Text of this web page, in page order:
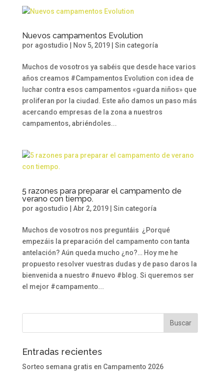
Nuevos campamentos Evolution
por agostudio Nov 5, 2019| Sin categoría
Muchos de vosotros ya sabéis que desde hace varios
años creamos #Campamentos Evolution con idea de
luchar contra esos campamentos «guarda niños» que
proliferan por la ciudad. Este año damos un paso más
acercando empresas de la zona a nuestros
campamentos, abriéndoles...
5 razones para preparar el campamento de
verano con tiempo.
por agostudio Abr 2, 2019| Sin categoría
Muchos de vosotros nos preguntáis ¿Porqué
empezáis la preparación del campamento con tanta
antelación? Aún queda mucho ¿no?… Hoy me he
propuesto resolver vuestras dudas y de paso daros la
bienvenida a nuestro #nuevo #blog. Si queremos ser
el mejor #campamento...
Entradas recientes
Sorteo semana gratis en Campamento 2026